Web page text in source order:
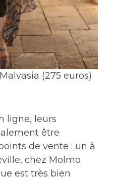
(275 euros)
ligne, leurs
être
de vente : un à
chez Molmo
est très bien